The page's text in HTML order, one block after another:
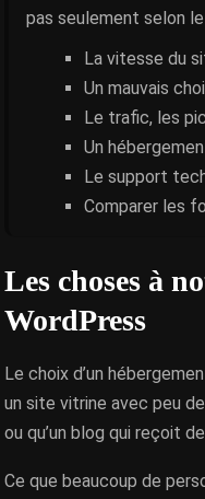
pas seulement selon le
La vitesse du
Un mauvais
Le trafic, les
Un
Le support
Comparer les
Les choses à
WordPress
Le choix d’un
un site vitrine avec peu
ou qu’un blog qui reçoit
Ce que beaucoup de